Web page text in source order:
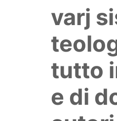
varj
tutto
e di